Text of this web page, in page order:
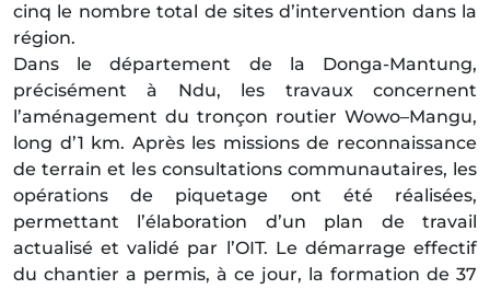
cinq le nombre total de sites d’intervention dans la
région.
Dans le département de la Donga-Mantung,
précisément à Ndu, les travaux concernent
l’aménagement du tronçon routier Wowo–Mangu,
long d’1 km. Après les missions de reconnaissance
de terrain et les consultations communautaires, les
opérations de piquetage ont été réalisées,
permettant l’élaboration d’un plan de travail
actualisé et validé par l’OIT. Le démarrage effectif
du chantier a permis, à ce jour, la formation de 37